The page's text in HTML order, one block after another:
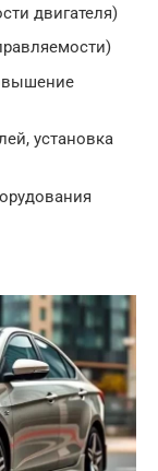
двигателя)
установка